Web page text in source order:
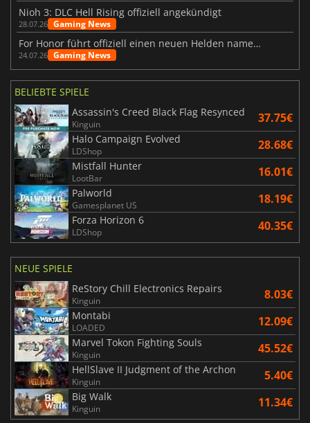
Nioh 3: DLC Hell Rising offiziell angekündigt
28.07.26 Gaming News
For Honor führt offiziell einen neuen Helden namens Arakure ein
24.07.26 Gaming News
BELIEBTE SPIELE
Assassin's Creed Black Flag Resynced
Kinguin 37.75€
Halo Campaign Evolved
LDShop 28.68€
Mistfall Hunter
LootBar 16.01€
Palworld
Gamesplanet US 18.19€
Forza Horizon 6
LDShop 40.35€
NEUE SPIELE
ReStory Chill Electronics Repairs
Kinguin 8.03€
Montabi
LOADED 12.09€
Marvel Tokon Fighting Souls
Kinguin 45.52€
HellSlave II Judgment of the Archon
Kinguin 5.40€
Big Walk
Kinguin 11.34€